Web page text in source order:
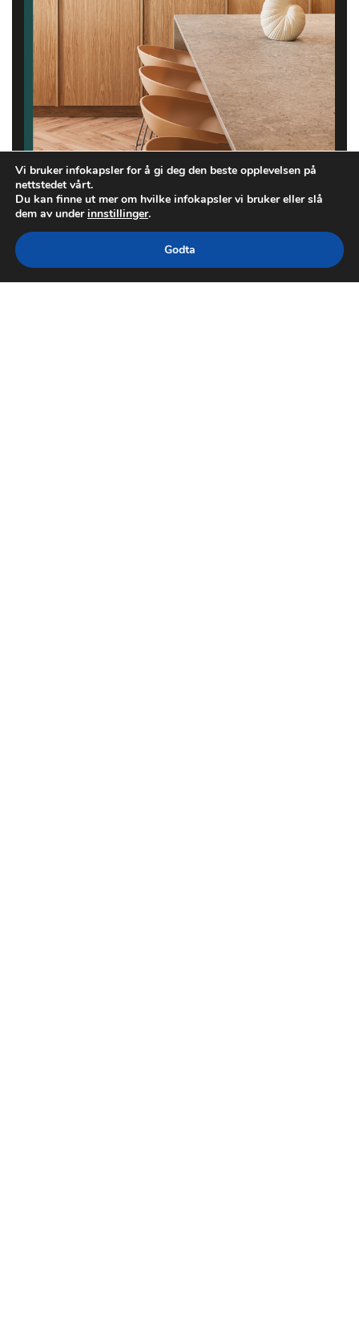
Vi bruker infokapsler for å gi deg den beste opplevelsen på
nettstedet vårt.
Du kan finne ut mer om hvilke infokapsler vi bruker eller slå
dem av underinnstillinger.
Godta